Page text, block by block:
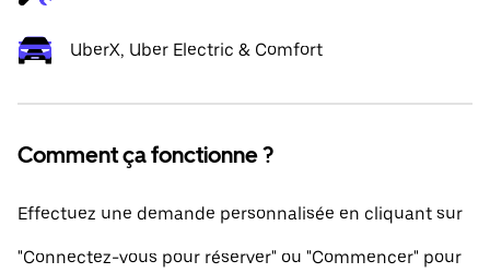
UberX, Uber Electric & Comfort
Comment ça fonctionne ?
Effectuez une demande personnalisée en cliquant sur
"Connectez-vous pour réserver" ou "Commencer" pour